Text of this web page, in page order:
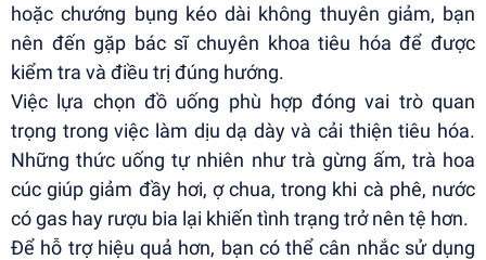
hoặc chướng bụng kéo dài không thuyên giảm, bạn
nên đến gặp bác sĩ chuyên khoa tiêu hóa để được
kiểm tra và điều trị đúng hướng.
Việc lựa chọn đồ uống phù hợp đóng vai trò quan
trọng trong việc làm dịu dạ dày và cải thiện tiêu hóa.
Những thức uống tự nhiên như trà gừng ấm, trà hoa
cúc giúp giảm đầy hơi, ợ chua, trong khi cà phê, nước
có gas hay rượu bia lại khiến tình trạng trở nên tệ hơn.
Để hỗ trợ hiệu quả hơn, bạn có thể cân nhắc sử dụng